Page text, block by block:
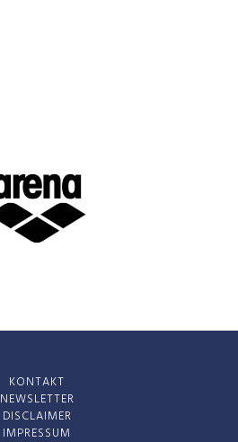
KONTAKT
NEWSLETTER
DISCLAIMER
IMPRESSUM